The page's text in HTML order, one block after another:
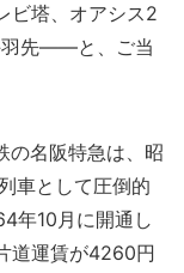
ビ塔、オアシス2
羽先――と、ご当
の名阪特急は、昭
車として圧倒的
年10月に開通し
道運賃が4260円